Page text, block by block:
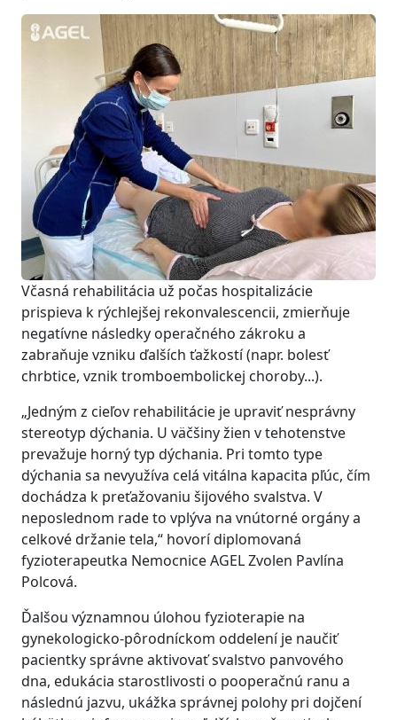
Včasná rehabilitácia už počas hospitalizácie
prispieva k rýchlejšej rekonvalescencii, zmierňuje
negatívne následky operačného zákroku a
zabraňuje vzniku ďalších ťažkostí (napr. bolesť
chrbtice, vznik tromboembolickej choroby...).
„Jedným z cieľov rehabilitácie je upraviť nesprávny
stereotyp dýchania. U väčšiny žien v tehotenstve
prevažuje horný typ dýchania. Pri tomto type
dýchania sa nevyužíva celá vitálna kapacita pľúc, čím
dochádza k preťažovaniu šijového svalstva. V
neposlednom rade to vplýva na vnútorné orgány a
celkové držanie tela,“ hovorí diplomovaná
fyzioterapeutka Nemocnice AGEL Zvolen Pavlína
Polcová.
Ďalšou významnou úlohou fyzioterapie na
gynekologicko-pôrodníckom oddelení je naučiť
pacientky správne aktivovať svalstvo panvového
dna, edukácia starostlivosti o pooperačnú ranu a
následnú jazvu, ukážka správnej polohy pri dojčení